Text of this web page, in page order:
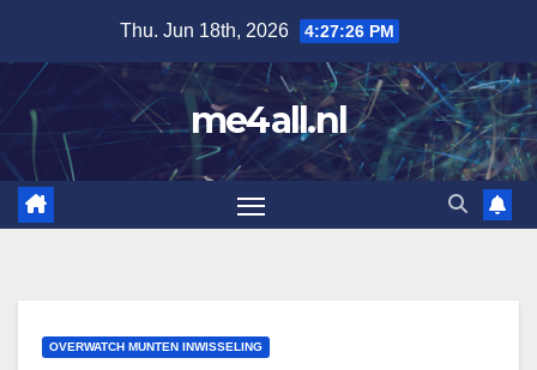
content
Thu. Jun 18th, 2026 4:27:28 PM
me4all.nl
OVERWATCH MUNTEN INWISSELING